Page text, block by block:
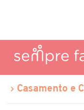
Casamento e